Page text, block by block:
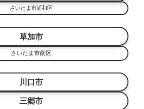
さいたま市浦和区
草加市
さいたま市南区
川口市
三郷市